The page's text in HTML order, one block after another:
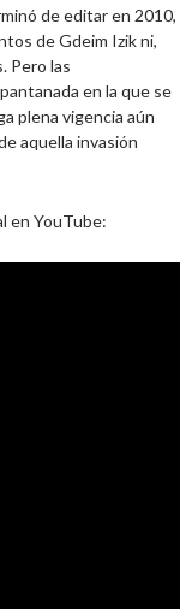
de editar en 2010,
de Gdeim Izik ni,
Pero las
en la que se
plena vigencia aún
aquella invasión
en YouTube: